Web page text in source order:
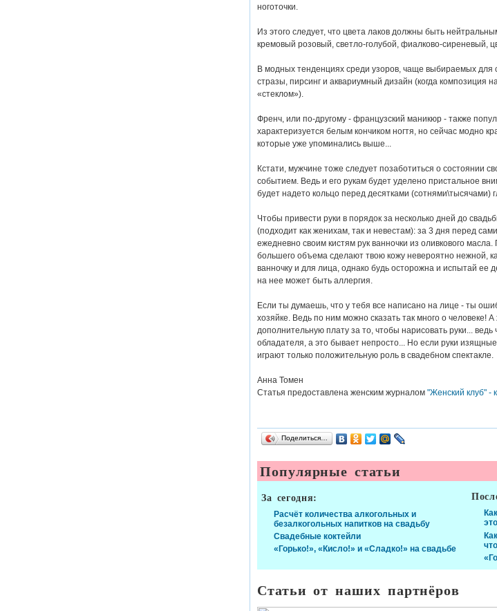
ноготочки.
Из этого следует, что цвета лаков должны быть
кремовый розовый, светло-голубой, фиалково-сиреневый,
В модных тенденциях среди узоров, чаще выбираемых для
стразы, пирсинг и аквариумный дизайн (когда композиция
«стеклом»).
Френч, или по-другому - французский маникюр - также
характеризуется белым кончиком ногтя, но сейчас модно
которые уже упоминались выше...
Кстати, мужчине тоже следует позаботиться о состоянии
событием. Ведь и его рукам будет уделено пристальное
будет надето кольцо перед десятками (сотнями\тысячами)
Чтобы привести руки в порядок за несколько дней до
(подходит как женихам, так и невестам): за 3 дня перед
ежедневно своим кистям рук ванночки из оливкового
большего объема сделают твою кожу невероятно нежной,
ванночку и для лица, однако будь осторожна и испытай ее
на нее может быть аллергия.
Если ты думаешь, что у тебя все написано на лице - ты
хозяйке. Ведь по ним можно сказать так много о человеке!
дополнительную плату за то, чтобы нарисовать руки...
обладателя, а это бывает непросто... Но если руки
играют только положительную роль в свадебном спектакле.
Анна Томен
Статья предоставлена женским журналом "Женский клуб" -
Поделиться…
Популярные статьи
За сегодня:
Расчёт количества алкогольных и
безалкогольных напитков на свадьбу
Свадебные коктейли
«Горько!», «Кисло!» и «Сладко!» на свадьбе
Статьи от наших партнёров